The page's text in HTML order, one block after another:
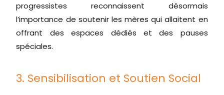
progressistes reconnaissent désormais
l’importance de soutenir les mères qui allaitent en
offrant des espaces dédiés et des pauses
spéciales.
3. Sensibilisation et Soutien Social